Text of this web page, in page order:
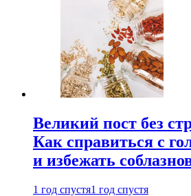
Великий пост без
Как справиться с
и избежать
1 год спустя1 год спустя